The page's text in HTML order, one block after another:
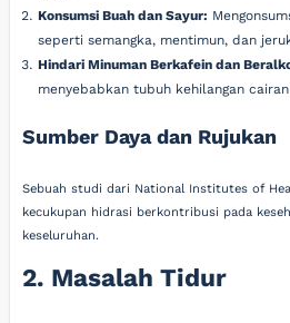
Konsumsi Buah dan Sayur:
seperti semangka, mentimun, dan
Hindari Minuman Berkafein dan
menyebabkan tubuh kehilangan
Sumber Daya dan Rujukan
Sebuah studi dari National Institutes of
kecukupan hidrasi berkontribusi pada
keseluruhan.
2. Masalah Tidur